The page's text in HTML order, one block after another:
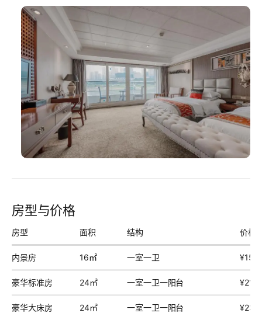
房型与价格
房型 面积 结构 价格
内景房 16㎡ 一室一卫
豪华标准房 24㎡ 一室一卫一阳台
豪华大床房 24㎡ 一室一卫一阳台